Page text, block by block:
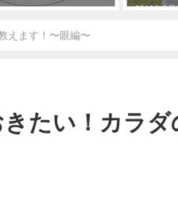
2018年8月
えます！〜眼編〜
たい！カラダ